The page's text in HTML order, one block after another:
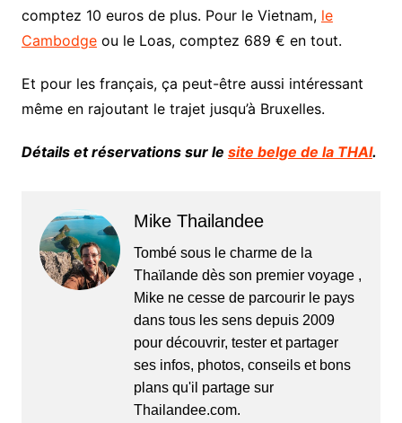
comptez 10 euros de plus. Pour le Vietnam, le
Cambodgeou le Loas, comptez 689 € en tout.
Et pour les français, ça peut-être aussi intéressant
même en rajoutant le trajet jusqu’à Bruxelles.
Détails et réservations sur le site belge de la THAI.
Mike Thailandee
Tombé sous le charme de la
Thaïlande dès son premier voyage ,
Mike ne cesse de parcourir le pays
dans tous les sens depuis 2009
pour découvrir, tester et partager
ses infos, photos, conseils et bons
plans qu'il partage sur
Thailandee.com.